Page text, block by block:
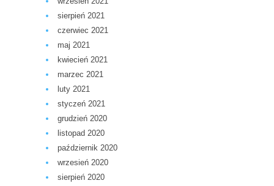
sierpień 2021
czerwiec 2021
maj 2021
kwiecień 2021
marzec 2021
luty 2021
styczeń 2021
grudzień 2020
listopad 2020
październik 2020
wrzesień 2020
sierpień 2020